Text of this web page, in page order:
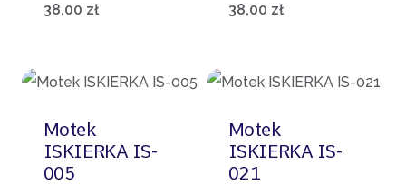
38,00 zł 38,00 zł
Motek
ISKIERKA IS-
005
Motek
ISKIERKA IS-
021